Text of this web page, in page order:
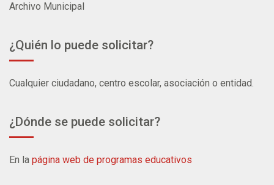
Archivo Municipal
¿Quién lo puede solicitar?
Cualquier ciudadano, centro escolar, asociación o entidad.
¿Dónde se puede solicitar?
En la página web de programas educativos